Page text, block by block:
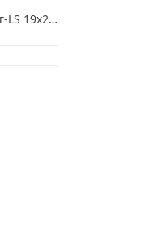
Кабель АКВВГЭнг-LS 19х2,5